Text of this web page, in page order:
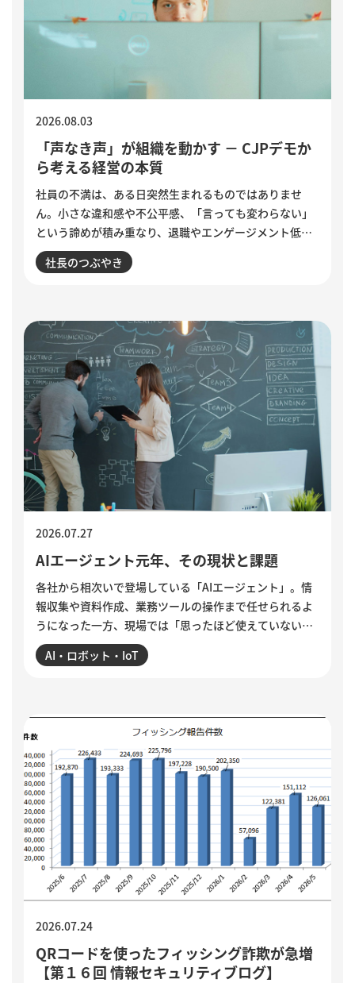
「声なき声」が組織を動かす － CJPデモか
ら考える経営の本質
2026.08.03
社員の不満は、ある日突然生まれるものではありませ
ん。小さな違和感や不公平感、「言っても変わらない」
という諦めが積み重なり、退職やエンゲージメント低下
として表面化します。インドで若者の抗議運動が教育相
の辞任につながった出来事から、組織に潜む「声なき
社長のつぶやき
AIエージェント元年、その現状と課題
2026.07.27
各社から相次いで登場している「AIエージェント」。情
報収集や資料作成、業務ツールの操作まで任せられるよ
うになった一方、現場では「思ったほど使えていない」
という声も聞かれます。各社のAIエージェント機能を紹
介するとともに、導入がうまくいかない5つの理由を整
ます。
AI・ロボット・IoT
QRコードを使ったフィッシング詐欺が急増
【第１６回 情報セキュリティブログ】
2026.07.24